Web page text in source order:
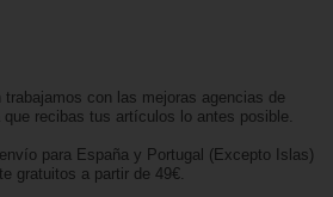
trabajamos con las mejoras agencias de
que recibas tus artículos lo antes posible.
para España y Portugal (Excepto Islas)
gratuitos a partir de 49€.